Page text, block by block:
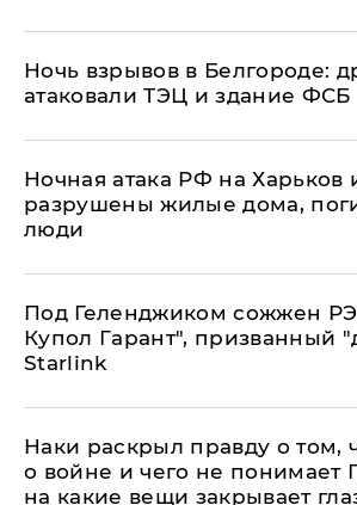
​Ночь взрывов в Белгороде:
атаковали ТЭЦ и здание ФСБ
​Ночная атака РФ на Харьков
разрушены жилые дома,
люди
Под Геленджиком сожжен
Купол Гарант", призванный
Starlink
Наки раскрыл правду о том,
о войне и чего не понимает
на какие вещи закрывает